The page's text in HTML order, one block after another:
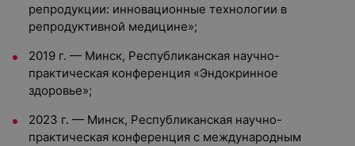
репродукции: инновационные технологии в
репродуктивной медицине»;
2019 г. — Минск, Республиканская научно-
практическая конференция «Эндокринное
здоровье»;
2023 г. — Минск, Республиканская научно-
практическая конференция с международным